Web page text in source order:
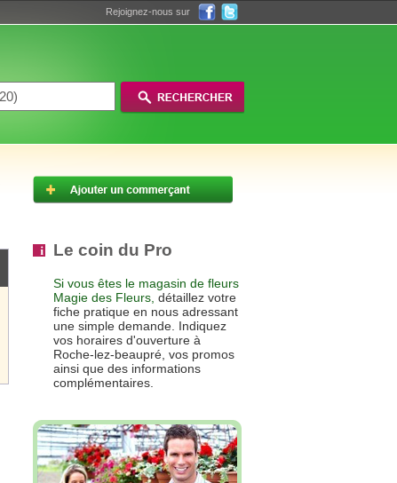
Rejoignez-nous sur
Le coin du Pro
Si vous êtes le magasin de fleurs
Magie des Fleurs, détaillez votre
fiche pratique en nous adressant
une simple demande. Indiquez
vos horaires d'ouverture à
Roche-lez-beaupré, vos promos
ainsi que des informations
complémentaires.